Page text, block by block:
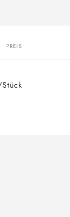
PREIS